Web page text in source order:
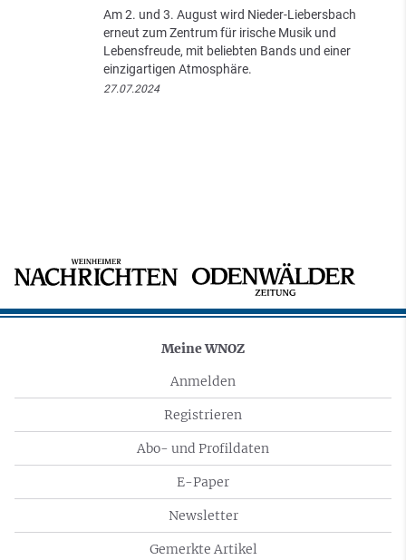
Am 2. und 3. August wird Nieder-Liebersbach
erneut zum Zentrum für irische Musik und
Lebensfreude, mit beliebten Bands und einer
einzigartigen Atmosphäre.
27.07.2024
Meine WNOZ
Anmelden
Registrieren
Abo- und Profildaten
E-Paper
Newsletter
Gemerkte Artikel